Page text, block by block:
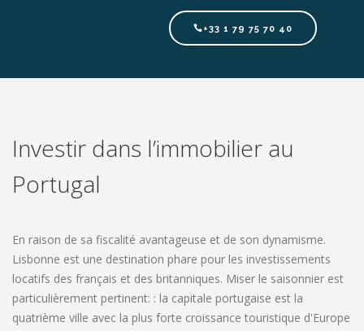
+33 1 79 75 70 40
Investir dans l’immobilier au
Portugal
En raison de sa fiscalité avantageuse et de son dynamisme.
Lisbonne est une destination phare pour les investissements
locatifs des français et des britanniques. Miser le saisonnier est
particulièrement pertinent: : la capitale portugaise est la
quatrième ville avec la plus forte croissance touristique d'Europe